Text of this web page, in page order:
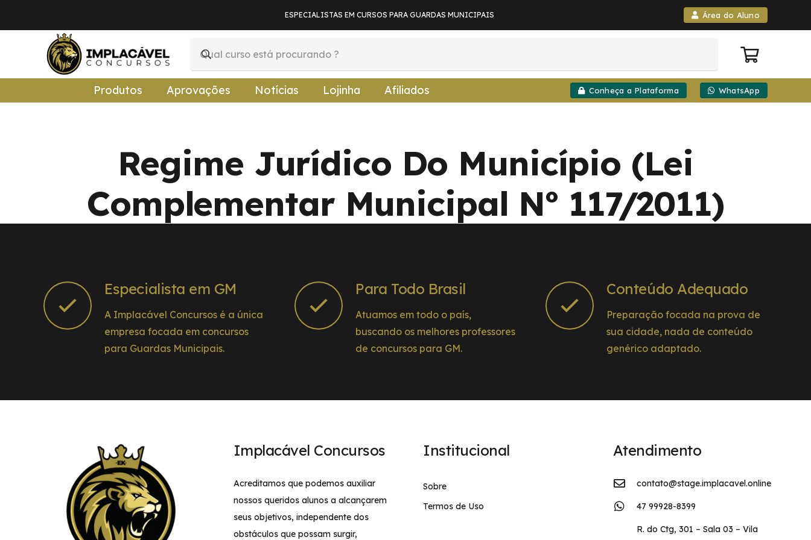
ESPECIALISTAS EM CURSOS PARA GUARDAS MUNICIPAIS Área do Aluno
Produtos Aprovações Notícias Lojinha Afiliados Conheça a Plataforma WhatsApp
Regime Jurídico Do Município (Lei
Complementar Municipal Nº 117/2011)
Especialista em GM
A Implacável Concursos é a única
empresa focada em concursos
para Guardas Municipais.
Para Todo Brasil
Atuamos em todo o país,
buscando os melhores professores
de concursos para GM.
Conteúdo Adequado
Preparação focada na prova de
sua cidade, nada de conteúdo
genérico adaptado.
Implacável Concursos
Acreditamos que podemos auxiliar
nossos queridos alunos a alcançarem
seus objetivos, independente dos
obstáculos que possam surgir,
Institucional
Sobre
Termos de Uso
Atendimento
contato@stage.implacavel.online
47 99928-8399
R. do Ctg, 301 – Sala 03 – Vila